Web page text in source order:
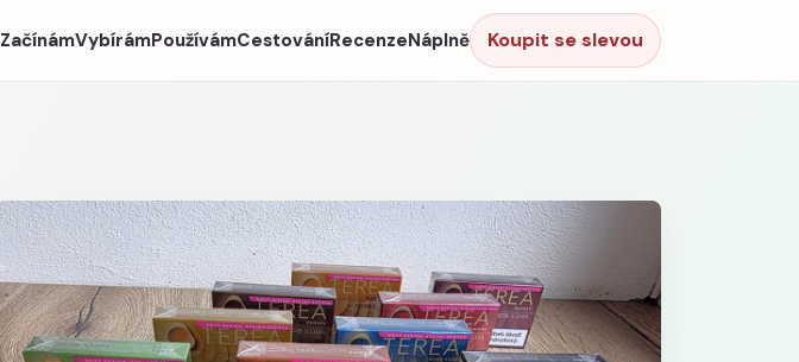
ZačínámVybírámPoužívámCestováníRecenzeNáplně Koupit se slevou